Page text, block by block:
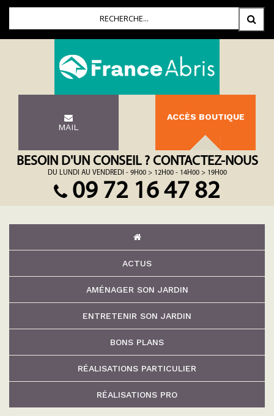
MAIL
ACCÈS BOUTIQUE
BESOIN D'UN CONSEIL ? CONTACTEZ-NOUS
DU LUNDI AU VENDREDI - 9H00 > 12H00 - 14H00 > 19H00
09 72 16 47 82
ACTUS
AMÉNAGER SON JARDIN
ENTRETENIR SON JARDIN
BONS PLANS
RÉALISATIONS PARTICULIER
RÉALISATIONS PRO